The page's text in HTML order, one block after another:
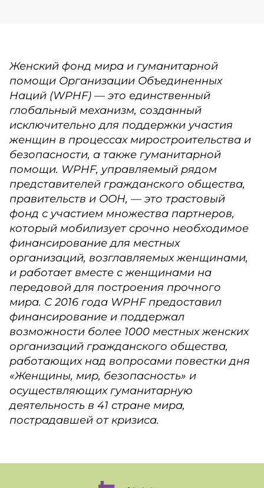
Женский фонд мира и гуманитарной
помощи Организации Объединенных
Наций (WPHF) — это единственный
глобальный механизм, созданный
исключительно для поддержки участия
женщин в процессах миростроительства и
безопасности, а также гуманитарной
помощи. WPHF, управляемый рядом
представителей гражданского общества,
правительств и ООН, — это трастовый
фонд с участием множества партнеров,
который мобилизует срочно необходимое
финансирование для местных
организаций, возглавляемых женщинами,
и работает вместе с женщинами на
передовой для построения прочного
мира. С 2016 года WPHF предоставил
финансирование и поддержал
возможности более 1000 местных женских
организаций гражданского общества,
работающих над вопросами повестки дня
«Женщины, мир, безопасность» и
осуществляющих гуманитарную
деятельность в 41 стране мира,
пострадавшей от кризиса.